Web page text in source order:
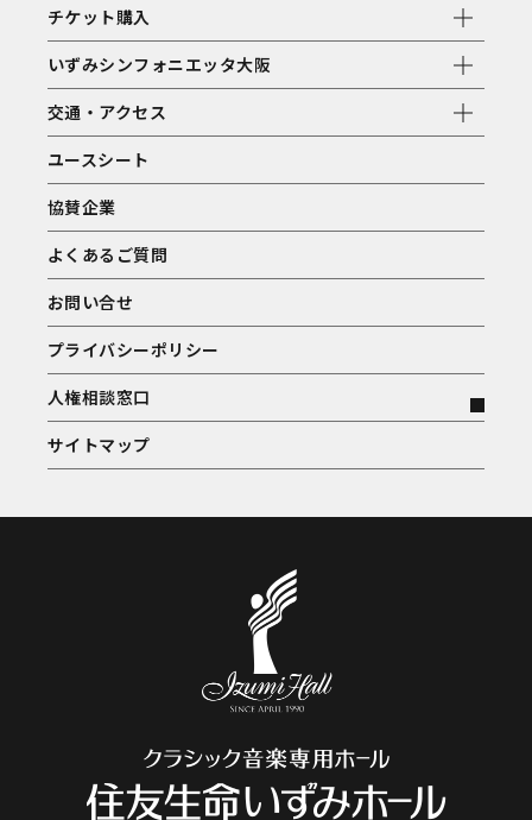
チケット購入
いずみシンフォニエッタ大阪
交通・アクセス
ユースシート
協賛企業
よくあるご質問
お問い合せ
プライバシーポリシー
人権相談窓口
サイトマップ